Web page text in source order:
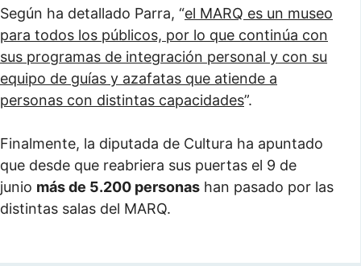
Según ha detallado Parra, “el MARQ es un museo
para todos los públicos, por lo que continúa con
sus programas de integración personal y con su
equipo de guías y azafatas que atiende a
personas con distintas capacidades”.
Finalmente, la diputada de Cultura ha apuntado
que desde que reabriera sus puertas el 9 de
junio más de 5.200 personas han pasado por las
distintas salas del MARQ.